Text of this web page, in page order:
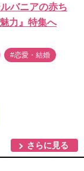
バニアの赤ち
力』特集へ
#恋愛・結婚
さらに見る